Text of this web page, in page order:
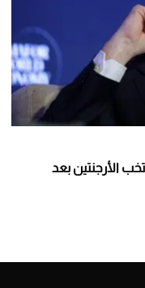
الأرجنتين بعد